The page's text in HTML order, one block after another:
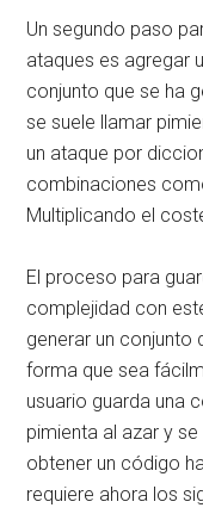
Un segundo paso
ataques es agregar
conjunto que se ha
se suele llamar
un ataque por
combinaciones
Multiplicando el
El proceso para
complejidad con
generar un conjunto
forma que sea
usuario guarda una
pimienta al azar y
obtener un código
requiere ahora los